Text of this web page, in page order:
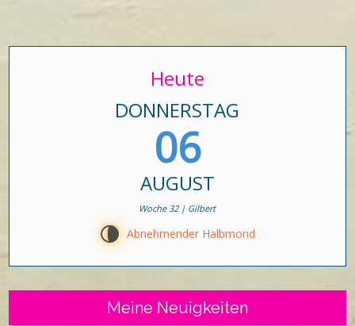
Heute
DONNERSTAG
06
AUGUST
Woche 32 | Gilbert
U Abnehmender Halbmond
Meine Neuigkeiten